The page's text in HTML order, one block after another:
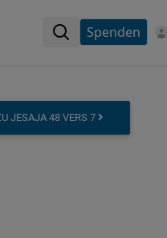
Spenden
JESAJA 48 VERS 7